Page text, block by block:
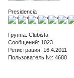
Presidencia
Группа: Clubista
Сообщений: 1023
Регистрация: 16.4.2011
Пользователь №: 4680